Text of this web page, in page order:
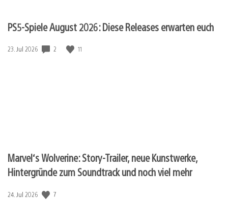
PS5-Spiele August 2026: Diese Releases erwarten euch
Veröffentlichungsdatum:
23. Jul 2026 2 11
Marvel‘s Wolverine: Story-Trailer, neue Kunstwerke,
Hintergründe zum Soundtrack und noch viel mehr
Veröffentlichungsdatum:
24. Jul 2026 7